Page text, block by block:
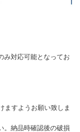
み対応可能となってお
ますようお願い致しま
。納品時確認後の破損